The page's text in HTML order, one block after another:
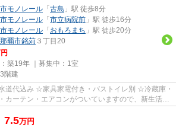
モノレール 「 古島 」駅 徒歩8分
モノレール 「 市立病院前 」駅 徒歩16分
モノレール 「 おもろまち 」駅 徒歩20分
那覇市銘苅 ３丁目20
築19年 ｜募集中： 1室
階建
道代込み ☆家具家電付き・バストイレ別 ☆冷蔵庫・
カーテン・エアコンがついていますので、新生活が
7.5万円